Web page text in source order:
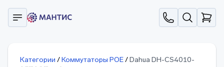
Категории /Коммутаторы POE/Dahua DH-CS4010-